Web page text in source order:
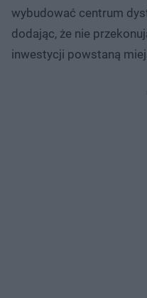
wybudować centrum
dodając, że nie
inwestycji powstaną